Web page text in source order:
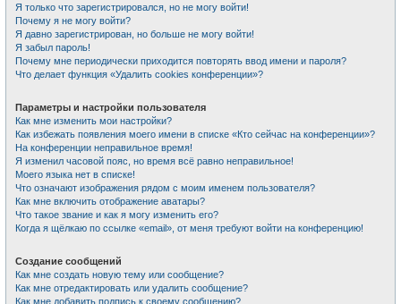
Я только что зарегистрировался, но не могу войти!
Почему я не могу войти?
Я давно зарегистрирован, но больше не могу войти!
Я забыл пароль!
Почему мне периодически приходится повторять ввод имени и пароля?
Что делает функция «Удалить cookies конференции»?
Параметры и настройки пользователя
Как мне изменить мои настройки?
Как избежать появления моего имени в списке «Кто сейчас на конференции»?
На конференции неправильное время!
Я изменил часовой пояс, но время всё равно неправильное!
Моего языка нет в списке!
Что означают изображения рядом с моим именем пользователя?
Как мне включить отображение аватары?
Что такое звание и как я могу изменить его?
Когда я щёлкаю по ссылке «email», от меня требуют войти на конференцию!
Создание сообщений
Как мне создать новую тему или сообщение?
Как мне отредактировать или удалить сообщение?
Как мне добавить подпись к своему сообщению?